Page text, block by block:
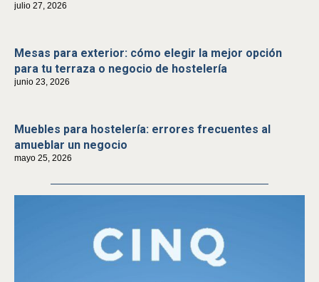
julio 27, 2026
Mesas para exterior: cómo elegir la mejor opción
para tu terraza o negocio de hostelería
junio 23, 2026
Muebles para hostelería: errores frecuentes al
amueblar un negocio
mayo 25, 2026